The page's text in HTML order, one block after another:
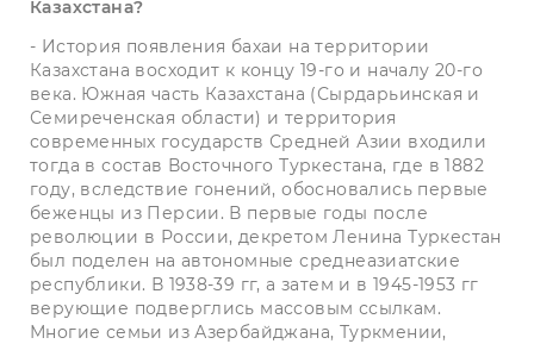
Казахстана?
- История появления бахаи на территории
Казахстана восходит к концу 19-го и началу 20-го
века. Южная часть Казахстана (Сырдарьинская и
Семиреченская области) и территория
современных государств Средней Азии входили
тогда в состав Восточного Туркестана, где в 1882
году, вследствие гонений, обосновались первые
беженцы из Персии. В первые годы после
революции в России, декретом Ленина Туркестан
был поделен на автономные среднеазиатские
республики. В 1938-39 гг, а затем и в 1945-1953 гг
верующие подверглись массовым ссылкам.
Многие семьи из Азербайджана, Туркмении,